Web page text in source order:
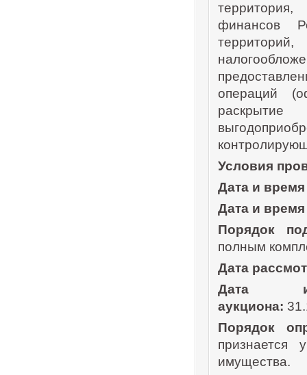
финансов
операций
Условия
Дата и
Дата и
Порядок
полным
Дата
Дата и
аукциона:
Порядок
признается
имущества.